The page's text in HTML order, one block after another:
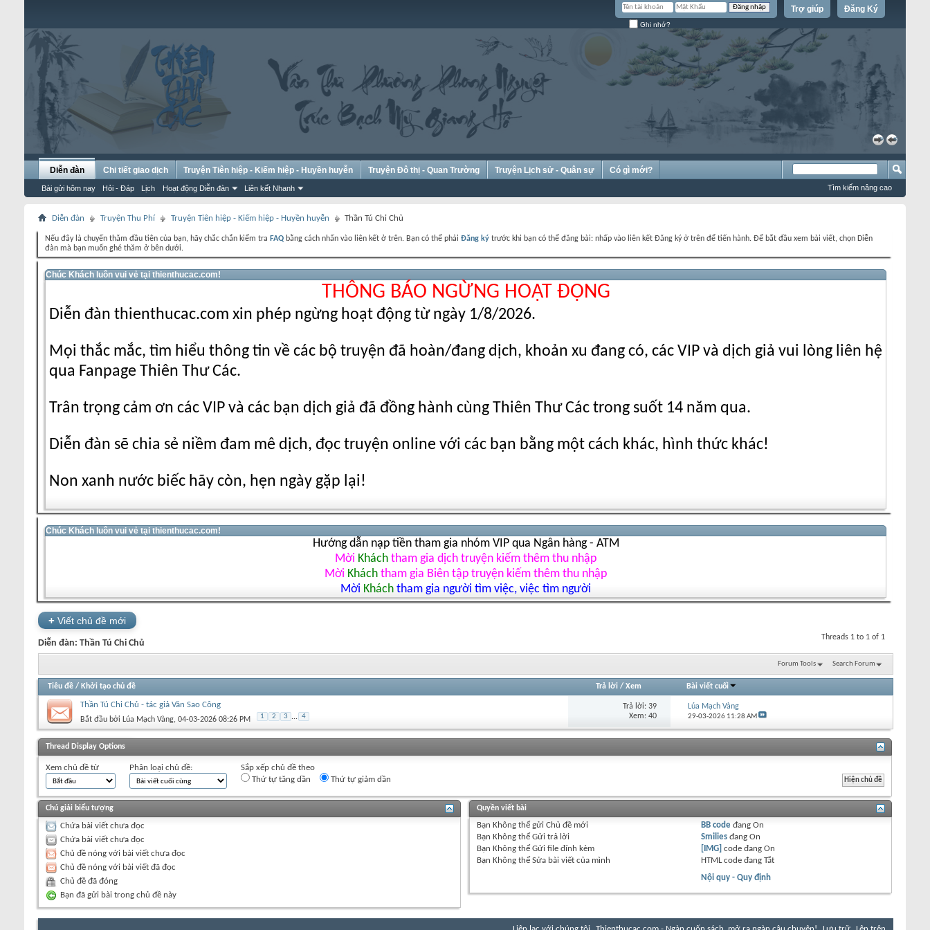
Đăng Ký
Trợ giúp
Ghi nhớ?
«
»
Diễn đàn
Bài gửi hôm nay Hỏi - Đáp Lịch Hoạt động Diễn đàn Liên kết Nhanh
Chi tiết giao dịch Truyện Tiên hiệp - Kiếm hiệp - Huyền huyễn Truyện Đô thị - Quan Trường Truyện Lịch sử - Quân sự Có gì mới?
Tìm kiếm nâng cao
Diễn đàn Truyện Thu Phí Truyện Tiên hiệp - Kiếm hiệp - Huyền huyễn Thần Tú Chi Chủ
Nếu đây là chuyến thăm đầu tiên của bạn, hãy chắc chắn kiểm tra FAQ bằng cách nhấn vào liên kết ở trên. Bạn có thể phải Đăng ký trước khi bạn có thể đăng bài: nhấp vào liên kết Đăng ký ở trên để tiến hành. Để bắt đầu xem bài viết, chọn Diễn
đàn mà bạn muốn ghé thăm ở bên dưới.
Chúc Khách luôn vui vẻ tại thienthucac.com!
THÔNG BÁO NGỪNG HOẠT ĐỘNG
Diễn đàn thienthucac.com xin phép ngừng hoạt động từ ngày 1/8/2026.
Mọi thắc mắc, tìm hiểu thông tin về các bộ truyện đã hoàn/đang dịch, khoản xu đang có, các VIP và dịch giả vui lòng liên hệ
qua Fanpage Thiên Thư Các.
Trân trọng cảm ơn các VIP và các bạn dịch giả đã đồng hành cùng Thiên Thư Các trong suốt 14 năm qua.
Diễn đàn sẽ chia sẻ niềm đam mê dịch, đọc truyện online với các bạn bằng một cách khác, hình thức khác!
Non xanh nước biếc hãy còn, hẹn ngày gặp lại!
Chúc Khách luôn vui vẻ tại thienthucac.com!
Hướng dẫn nạp tiền tham gia nhóm VIP qua Ngân hàng - ATM
Mời Khách tham gia dịch truyện kiếm thêm thu nhập
Mời Khách tham gia Biên tập truyện kiếm thêm thu nhập
Mời Khách tham gia người tìm việc, việc tìm người
+ Viết chủ đề mới
Threads 1 to 1 of 1
Diễn đàn: Thần Tú Chi Chủ
Forum Tools Search Forum
Tiêu đề / Khởi tạo chủ đề Trả lời /Xem Bài viết cuối
Thần Tú Chi Chủ - tác giả Văn Sao Công
Bắt đầu bởi Lúa Mạch Vàng‎, 04-03-2026 08:26 PM 1 2 3 ... 4
Trả lời:39
Xem: 40
Lúa Mạch Vàng
29-03-2026 11:28 AM
+Viết chủ đề mới
Thread Display Options
Xem chủ đề từ Phân loại chủ đề:
Sắp xếp chủ đề theo
Thứ tự tăng dần
Thứ tự giảm dần
Chú giải biểu tượng
Chứa bài viết chưa đọc
Chứa bài viết chưa đọc
Chủ đề nóng với bài viết chưa đọc
Chủ đề nóng với bài viết đã đọc
Chủ đề đã đóng
Bạn đã gửi bài trong chủ đề này
Quyền viết bài
BạnKhông thể gửi Chủ đề mới
BạnKhông thể Gửi trả lời
BạnKhông thể Gửi file đính kèm
BạnKhông thể Sửa bài viết của mình
BB code đang On
Smilies đang On
[IMG] code đang On
HTML code đang Tắt
Nội quy - Quy định